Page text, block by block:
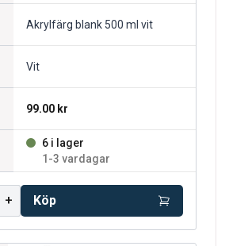
Akrylfärg blank 500 ml vit
Vit
99.00 kr
6 i lager
1-3 vardagar
+ Köp